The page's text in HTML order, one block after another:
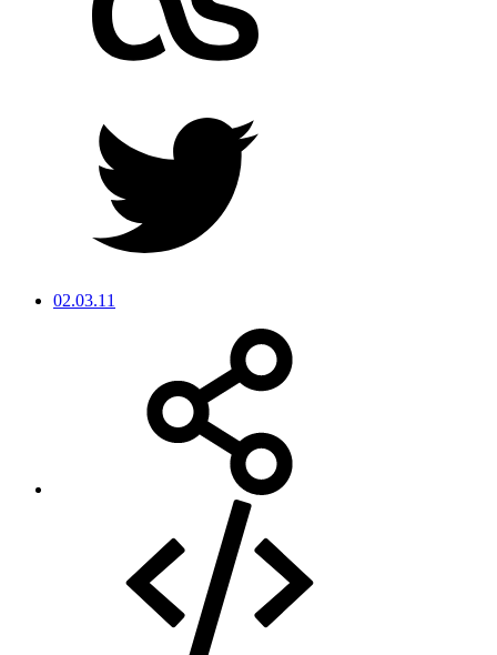
02.03.11